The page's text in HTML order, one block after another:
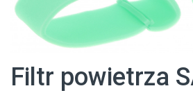
Filtr powietrza